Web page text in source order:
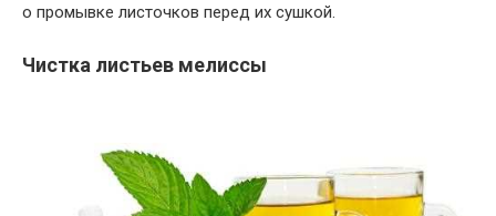
о промывке листочков перед их сушкой.
Чистка листьев мелиссы